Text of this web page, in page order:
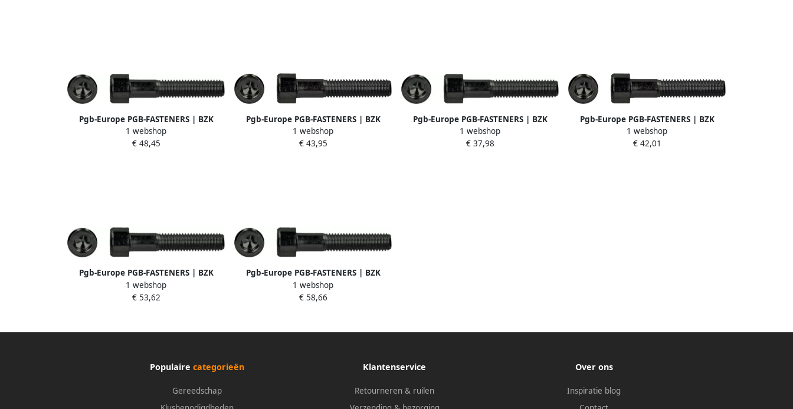
Pgb-Europe PGB-FASTENERS | BZK
schroef 12.9 GD ISO4762 M12x120 | 50
st 912200012001203
1 webshop
€ 48,45
Pgb-Europe PGB-FASTENERS | BZK
schroef 12.9 GD ISO4762 M16x120 | 25
st 912200016001203
1 webshop
€ 43,95
Pgb-Europe PGB-FASTENERS | BZK
schroef 12.9 GD ISO4762 M24x100 | 10
st 912200024001003
1 webshop
€ 37,98
Pgb-Europe PGB-FASTENERS | BZK
schroef 12.9 GD ISO4762 M10x70 | 100
st 912200010000703
1 webshop
€ 42,01
Pgb-Europe PGB-FASTENERS | BZK
schroef 12.9 GD ISO4762 M20x90 | 25
st 912200020000903
1 webshop
€ 53,62
Pgb-Europe PGB-FASTENERS | BZK
schroef 12.9 GD ISO4762 M20x100 | 25
st 912200020001003
1 webshop
€ 58,66
Populaire categorieën
Gereedschap
Klantenservice
Retourneren & ruilen
Over ons
Inspiratie blog